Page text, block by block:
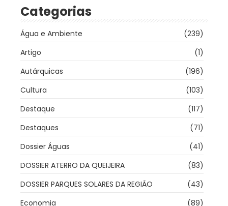
Categorias
Água e Ambiente
(239)
Artigo
(1)
Autárquicas
(196)
Cultura
(103)
Destaque
(117)
Destaques
(71)
Dossier Águas
(41)
DOSSIER ATERRO DA QUEIJEIRA
(83)
DOSSIER PARQUES SOLARES DA REGIÃO
(43)
Economia
(89)